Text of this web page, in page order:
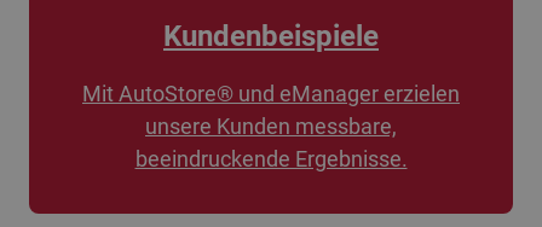
Kundenbeispiele
Mit AutoStore® und eManager erzielen
unsere Kunden messbare,
beeindruckende Ergebnisse.